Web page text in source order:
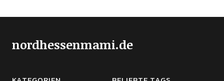
nordhessenmami.de